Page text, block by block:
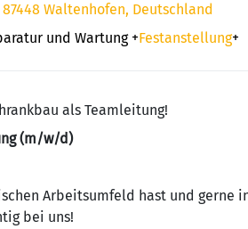
Waltenhofen, Deutschland
und Wartung +Festanstellung+
als Teamleitung!
(m/w/d)
Arbeitsumfeld hast und gerne
bei uns!